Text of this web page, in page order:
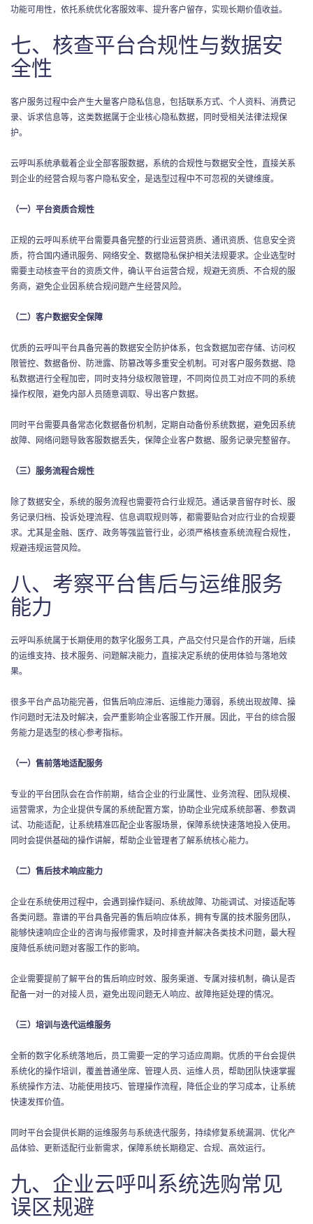
功能可用性，依托系统优化客服效率、提升客户留存，实现长期价值收益。
七、核查平台合规性与数据安
全性
客户服务过程中会产生大量客户隐私信息，包括联系方式、个人资料、消费记
录、诉求信息等，这类数据属于企业核心隐私数据，同时受相关法律法规保
护。
云呼叫系统承载着企业全部客服数据，系统的合规性与数据安全性，直接关系
到企业的经营合规与客户隐私安全，是选型过程中不可忽视的关键维度。
（一）平台资质合规性
正规的云呼叫系统平台需要具备完整的行业运营资质、通讯资质、信息安全资
质，符合国内通讯服务、网络安全、数据隐私保护相关法规要求。企业选型时
需要主动核查平台的资质文件，确认平台运营合规，规避无资质、不合规的服
务商，避免企业因系统合规问题产生经营风险。
（二）客户数据安全保障
优质的云呼叫平台具备完善的数据安全防护体系，包含数据加密存储、访问权
限管控、数据备份、防泄露、防篡改等多重安全机制。可对客户服务数据、隐
私数据进行全程加密，同时支持分级权限管理，不同岗位员工对应不同的系统
操作权限，避免内部人员随意调取、导出客户数据。
同时平台需要具备常态化数据备份机制，定期自动备份系统数据，避免因系统
故障、网络问题导致客服数据丢失，保障企业客户数据、服务记录完整留存。
（三）服务流程合规性
除了数据安全，系统的服务流程也需要符合行业规范。通话录音留存时长、服
务记录归档、投诉处理流程、信息调取规则等，都需要贴合对应行业的合规要
求。尤其是金融、医疗、政务等强监管行业，必须严格核查系统流程合规性，
规避违规运营风险。
八、考察平台售后与运维服务
能力
云呼叫系统属于长期使用的数字化服务工具，产品交付只是合作的开端，后续
的运维支持、技术服务、问题解决能力，直接决定系统的使用体验与落地效
果。
很多平台产品功能完善，但售后响应滞后、运维能力薄弱，系统出现故障、操
作问题时无法及时解决，会严重影响企业客服工作开展。因此，平台的综合服
务能力是选型的核心参考指标。
（一）售前落地适配服务
专业的平台团队会在合作前期，结合企业的行业属性、业务流程、团队规模、
运营需求，为企业提供专属的系统配置方案，协助企业完成系统部署、参数调
试、功能适配，让系统精准匹配企业客服场景，保障系统快速落地投入使用。
同时会提供基础的操作讲解，帮助企业管理者了解系统核心能力。
（二）售后技术响应能力
企业在系统使用过程中，会遇到操作疑问、系统故障、功能调试、对接适配等
各类问题。靠谱的平台具备完善的售后响应体系，拥有专属的技术服务团队，
能够快速响应企业的咨询与报修需求，及时排查并解决各类技术问题，最大程
度降低系统问题对客服工作的影响。
企业需要提前了解平台的售后响应时效、服务渠道、专属对接机制，确认是否
配备一对一的对接人员，避免出现问题无人响应、故障拖延处理的情况。
（三）培训与迭代运维服务
全新的数字化系统落地后，员工需要一定的学习适应周期。优质的平台会提供
系统化的操作培训，覆盖普通坐席、管理人员、运维人员，帮助团队快速掌握
系统操作方法、功能使用技巧、管理操作流程，降低企业的学习成本，让系统
快速发挥价值。
同时平台会提供长期的运维服务与系统迭代服务，持续修复系统漏洞、优化产
品体验、更新适配行业新需求，保障系统长期稳定、合规、高效运行。
九、企业云呼叫系统选购常见
误区规避